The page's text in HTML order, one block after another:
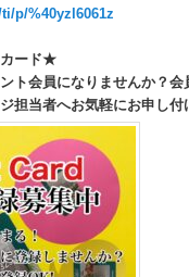
p/%40yzl6061z
ード★
ト会員になりませんか？会
担当者へお気軽にお申し付